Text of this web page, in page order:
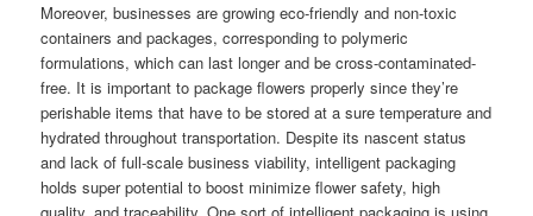
Moreover, businesses are growing eco-friendly and non-toxic
containers and packages, corresponding to polymeric
formulations, which can last longer and be cross-contaminated-
free. It is important to package flowers properly since they’re
perishable items that have to be stored at a sure temperature and
hydrated throughout transportation. Despite its nascent status
and lack of full-scale business viability, intelligent packaging
holds super potential to boost minimize flower safety, high